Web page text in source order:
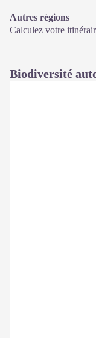
Autres régions
Calculez votre
Biodiversité